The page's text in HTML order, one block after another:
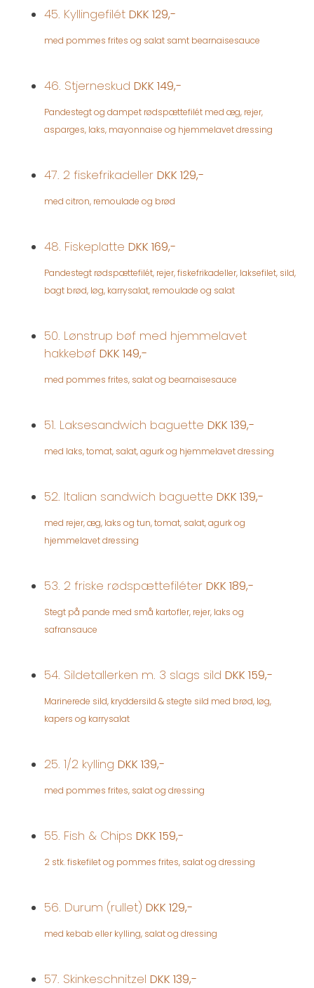
45. Kyllingefilét DKK 129,-
med pommes frites og salat samt bearnaisesauce
46. Stjerneskud DKK 149,-
Pandestegt og dampet rødspættefilét med æg, rejer,
asparges, laks, mayonnaise og hjemmelavet dressing
47. 2 fiskefrikadeller DKK 129,-
med citron, remoulade og brød
48. Fiskeplatte DKK 169,-
Pandestegt rødspættefilét, rejer, fiskefrikadeller, laksefilet, sild,
bagt brød, løg, karrysalat, remoulade og salat
50. Lønstrup bøf med hjemmelavet
hakkebøf DKK 149,-
med pommes frites, salat og bearnaisesauce
51. Laksesandwich baguette DKK 139,-
med laks, tomat, salat, agurk og hjemmelavet dressing
52. Italian sandwich baguette DKK 139,-
med rejer, æg, laks og tun, tomat, salat, agurk og
hjemmelavet dressing
53. 2 friske rødspættefiléter DKK 189,-
Stegt på pande med små kartofler, rejer, laks og
safransauce
54. Sildetallerken m. 3 slags sild DKK 159,-
Marinerede sild, kryddersild & stegte sild med brød, løg,
kapers og karrysalat
25. 1/2 kylling DKK 139,-
med pommes frites, salat og dressing
55. Fish & Chips DKK 159,-
2 stk. fiskefilet og pommes frites, salat og dressing
56. Durum (rullet) DKK 129,-
med kebab eller kylling, salat og dressing
57. Skinkeschnitzel DKK 139,-